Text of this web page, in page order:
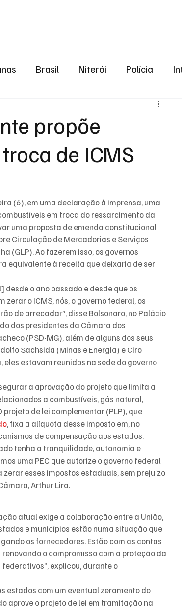
Brasil Niterói Polícia
Região
Economia Zona Norte
propõe
de ICMS
(6), em uma declaração à imprensa, uma
em troca do ressarcimento da
uma proposta de emenda constitucional
Circulação de Mercadorias e Serviços
(GLP). Ao fazerem isso, os governos
equivalente à receita que deixaria de ser
desde o ano passado e desde que os
o ICMS, nós, o governo federal, os
de arrecadar”, disse Bolsonaro, no Palácio
dos presidentes da Câmara dos
(PSD-MG), além de alguns dos seus
Sachsida (Minas e Energia) e Ciro
estavam reunidos na sede do governo
a aprovação do projeto que limita a
a combustíveis, gás natural,
de lei complementar (PLP), que
, fixa a alíquota desse imposto em, no
de compensação aos estados.
tenha a tranquilidade, autonomia e
uma PEC que autorize o governo federal
esses impostos estaduais, sem prejuízo
Arthur Lira.
atual exige a colaboração entre a União,
e municípios estão numa situação que
os fornecedores. Estão com as contas
o compromisso com a proteção da
explicou, durante o
estados com um eventual zeramento do
aprove o projeto de lei em tramitação na